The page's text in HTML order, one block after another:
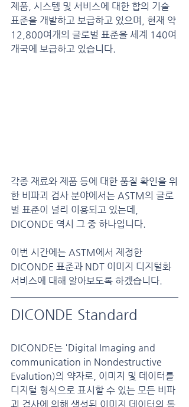
제품, 시스템 및 서비스에 대한 합의 기술
표준을 개발하고 보급하고 있으며, 현재 약
12,800여개의 글로벌 표준을 세계 140여
개국에 보급하고 있습니다.
각종 재료와 제품 등에 대한 품질 확인을 위
한 비파괴 검사 분야에서는 ASTM의 글로
벌 표준이 널리 이용되고 있는데,
DICONDE 역시 그 중 하나입니다.
이번 시간에는 ASTM에서 제정한
DICONDE 표준과 NDT 이미지 디지털화
서비스에 대해 알아보도록 하겠습니다.
DICONDE Standard
DICONDE는 'Digital Imaging and
communication in Nondestructive
Evalution)의 약자로, 이미지 및 데이터를
디지털 형식으로 표시할 수 있는 모든 비파
괴 검사에 의해 생성된 이미지 데이터의 통